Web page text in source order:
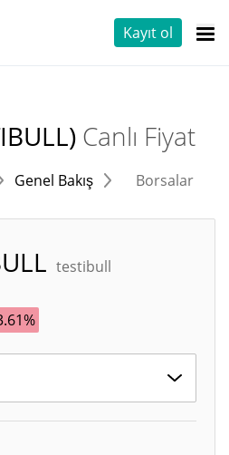
Kayıt ol
Canlı Fiyat
Genel Bakış Borsalar
testibull